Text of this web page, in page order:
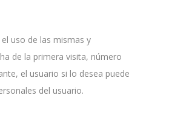
uso de las mismas y
de la primera visita, número
el usuario si lo desea puede
del usuario.